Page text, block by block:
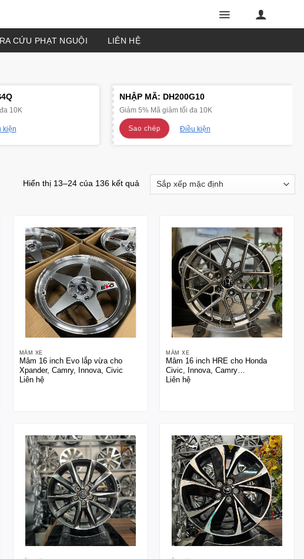
CỨU PHẠT NGUỘI LIÊN HỆ
10K
kiện
NHẬP MÃ: DH200G10
Giảm 5% Mã giảm tối đa 10K
Sao chép Điều kiện
Hiển thị 13–24 của 136 kết quả
MÂM XE
Mâm 16 inch Evo lắp vừa cho
Xpander, Camry, Innova, Civic
Liên hệ
MÂM XE
Mâm 16 inch HRE cho Honda
Civic, Innova, Camry…
Liên hệ